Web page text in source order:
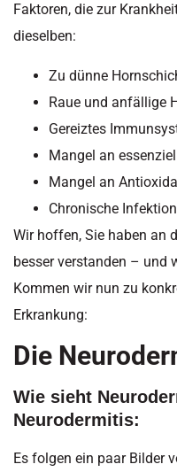
Faktoren, die zur
dieselben:
Zu dünne
Raue und anfällige
Gereiztes
Mangel an
Mangel an
Chronische
Wir hoffen, Sie haben an
besser verstanden – und
Kommen wir nun zu
Erkrankung:
Die
Wie sieht
Neurodermitis:
Es folgen ein paar Bilder